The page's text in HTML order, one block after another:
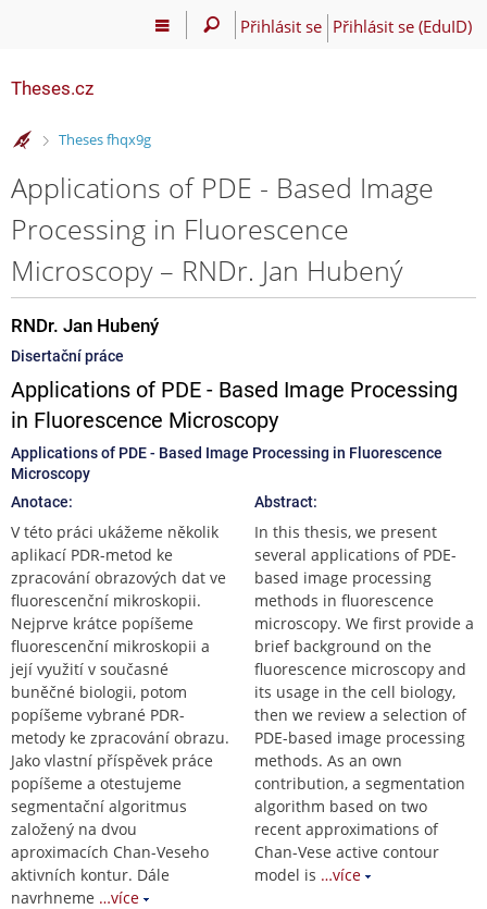
Přihlásit se Přihlásit se (EduID)
Theses.cz
>
Theses fhqx9g
Applications of PDE - Based Image
Processing in Fluorescence
Microscopy – RNDr. Jan Hubený
RNDr. Jan Hubený
Disertační práce
Applications of PDE - Based Image Processing
in Fluorescence Microscopy
Applications of PDE - Based Image Processing in Fluorescence
Microscopy
Anotace:
V této práci ukážeme několik
aplikací PDR-metod ke
zpracování obrazových dat ve
fluorescenční mikroskopii.
Nejprve krátce popíšeme
fluorescenční mikroskopii a
její využití v současné
buněčné biologii, potom
popíšeme vybrané PDR-
metody ke zpracování obrazu.
Jako vlastní příspěvek práce
popíšeme a otestujeme
segmentační algoritmus
založený na dvou
aproximacích Chan-Veseho
aktivních kontur. Dále
navrhneme …více
Abstract:
In this thesis, we present
several applications of PDE-
based image processing
methods in fluorescence
microscopy. We first provide a
brief background on the
fluorescence microscopy and
its usage in the cell biology,
then we review a selection of
PDE-based image processing
methods. As an own
contribution, a segmentation
algorithm based on two
recent approximations of
Chan-Vese active contour
model is …více